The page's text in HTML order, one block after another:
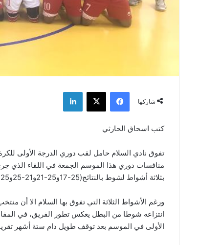
شاركها
فيسبوك ‫X لينكدإن
كتب اسحاق الحارثي
تفوق نادي السلام حامل لقب دوري الدرجة الأولى
منافسات دوري هذا الموسم الجمعة في اللقاء الذي
بثلاثة أشواط لشوط بالنتائج(25-17و25-21و21-25و25-21).
ورغم الأشواط الثلاثة التي تفوق بها السلام الا أن
انتزاعه شوطا من البطل يعكس تطور الفريق، في
الأولى في الموسم بعد توقف طويل دام ستة أشهر